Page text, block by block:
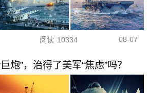
阅读 10334 08-07
炮”，治得了美军“焦虑”吗？